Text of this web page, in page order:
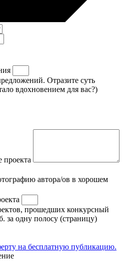
Отразите суть
вдохновением для вас?)
автора/ов в хорошем
прошедших конкурсный
за одну полосу (страницу)
на бесплатную публикацию.